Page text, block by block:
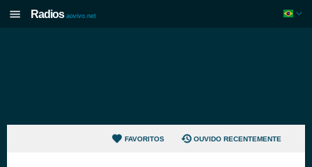
Radios aovivo.net
FAVORITOS OUVIDO RECENTEMENTE